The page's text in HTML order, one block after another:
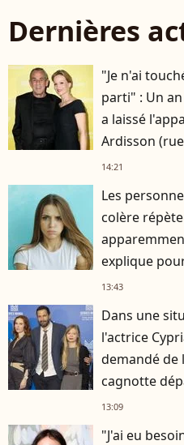
Dernières
"Je n'ai
parti" : Un
a laissé
Ardisson
14:21
Les
colère
explique
13:43
Dans une
l'actrice
demandé de
cagnotte
13:09
"J'ai eu